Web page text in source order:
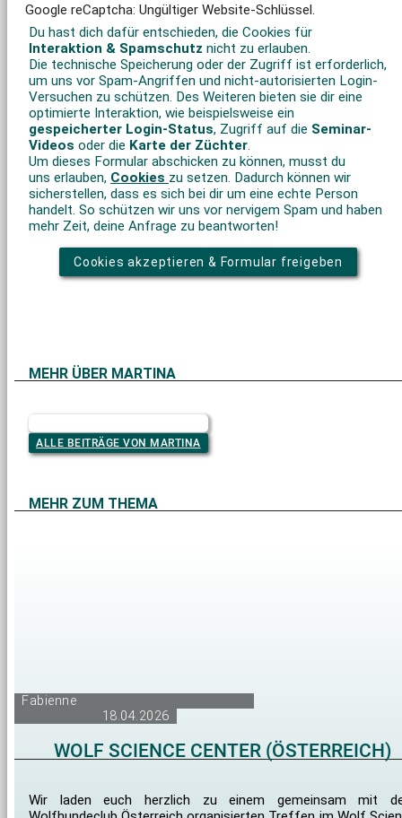
Google reCaptcha: Ungültiger Website-Schlüssel.
Du hast dich dafür entschieden, die Cookies für
Interaktion & Spamschutz nicht zu erlauben.
Die technische Speicherung oder der Zugriff ist erforderlich,
um uns vor Spam-Angriffen und nicht-autorisierten Login-
Versuchen zu schützen. Des Weiteren bieten sie dir eine
optimierte Interaktion, wie beispielsweise ein
gespeicherter Login-Status, Zugriff auf die Seminar-
Videos oder die Karte der Züchter.
Um dieses Formular abschicken zu können, musst du
uns erlauben, Cookies zu setzen. Dadurch können wir
sicherstellen, dass es sich bei dir um eine echte Person
handelt. So schützen wir uns vor nervigem Spam und haben
mehr Zeit, deine Anfrage zu beantworten!
Cookies akzeptieren & Formular freigeben
MEHR ÜBER MARTINA
ALLE BEITRÄGE VON MARTINA
MEHR ZUM THEMA
Fabienne
18.04.2026
WOLF SCIENCE CENTER (ÖSTERREICH)
Wir laden euch herzlich zu einem gemeinsam mit